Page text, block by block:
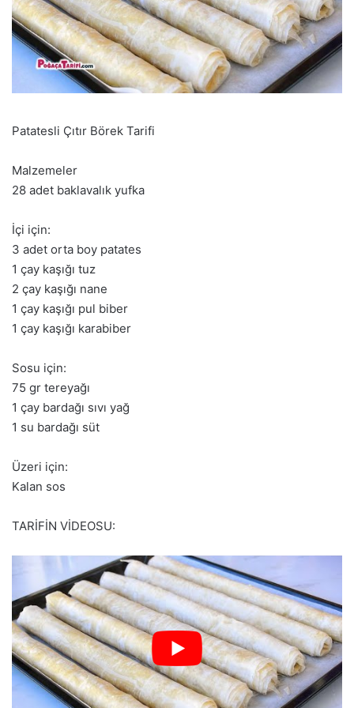
Patatesli Çıtır Börek Tarifi
Malzemeler
28 adet baklavalık yufka
İçi için:
3 adet orta boy patates
1 çay kaşığı tuz
2 çay kaşığı nane
1 çay kaşığı pul biber
1 çay kaşığı karabiber
Sosu için:
75 gr tereyağı
1 çay bardağı sıvı yağ
1 su bardağı süt
Üzeri için:
Kalan sos
TARİFİN VİDEOSU: